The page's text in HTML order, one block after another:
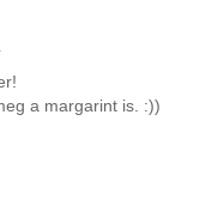
a margarint is. :))